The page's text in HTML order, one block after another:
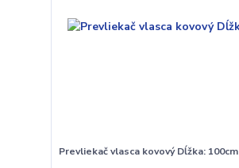
Prevliekač vlasca kovový Dĺžka: 100cm